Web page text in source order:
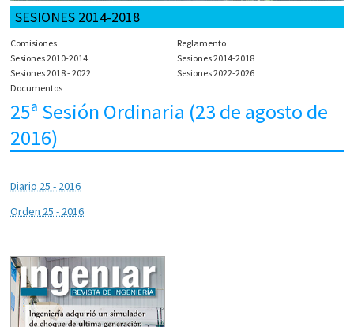
SESIONES 2014-2018
Comisiones
Reglamento
Sesiones 2010-2014
Sesiones 2014-2018
Sesiones 2018 - 2022
Sesiones 2022-2026
Documentos
25ª Sesión Ordinaria (23 de agosto de
2016)
Diario 25 - 2016
Orden 25 - 2016